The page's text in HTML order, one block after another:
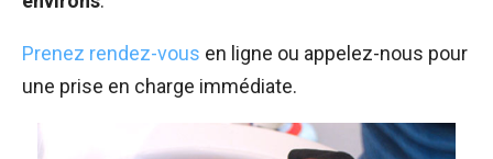
Prenez rendez-vous en ligne ou appelez-nous pour
une prise en charge immédiate.